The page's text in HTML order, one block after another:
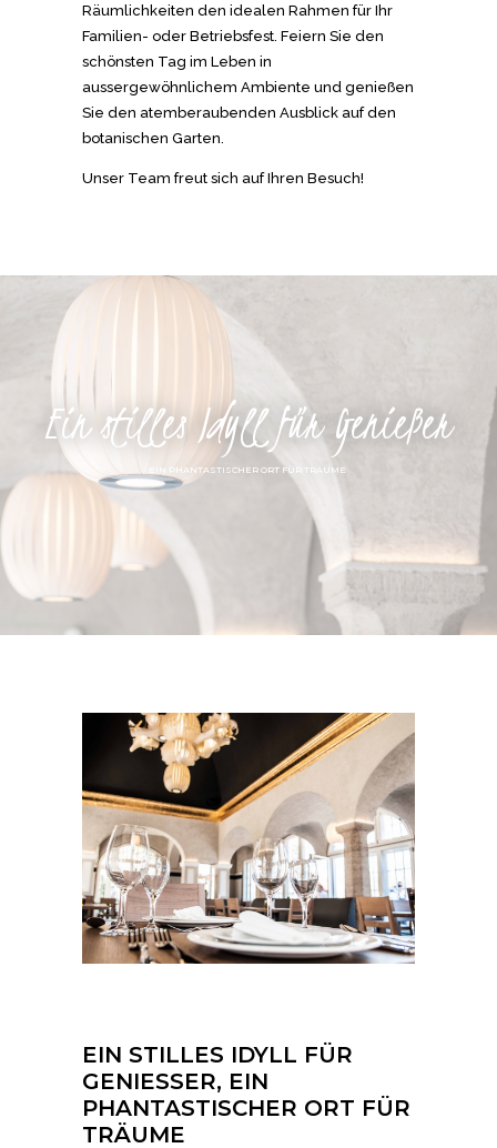
Räumlichkeiten den idealen Rahmen für Ihr
Familien- oder Betriebsfest. Feiern Sie den
schönsten Tag im Leben in
aussergewöhnlichem Ambiente und genießen
Sie den atemberaubenden Ausblick auf den
botanischen Garten.
Unser Team freut sich auf Ihren Besuch!
Ein stilles Idyll für Genießer
EIN PHANTASTISCHER ORT FÜR TRÄUME
EIN STILLES IDYLL FÜR
GENIESSER, EIN
PHANTASTISCHER ORT FÜR
TRÄUME